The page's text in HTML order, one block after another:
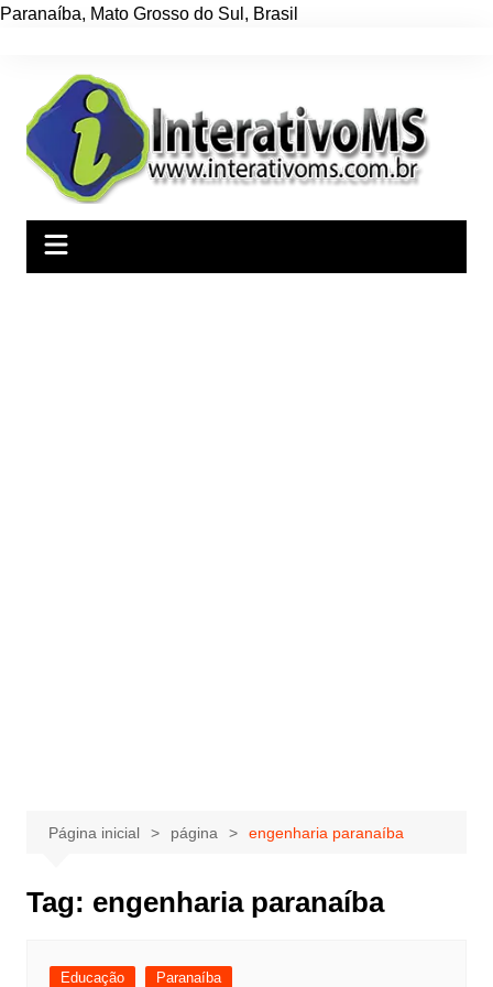
Paranaíba, Mato Grosso do Sul , Brasil
conteúdo
Página inicial página engenharia paranaíba
Tag: engenharia paranaíba
Educação Paranaíba